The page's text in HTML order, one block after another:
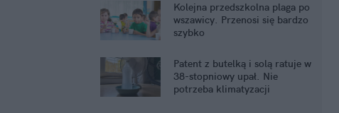
Kolejna przedszkolna plaga po
wszawicy. Przenosi się bardzo
szybko
Patent z butelką i solą ratuje w
38-stopniowy upał. Nie
potrzeba klimatyzacji